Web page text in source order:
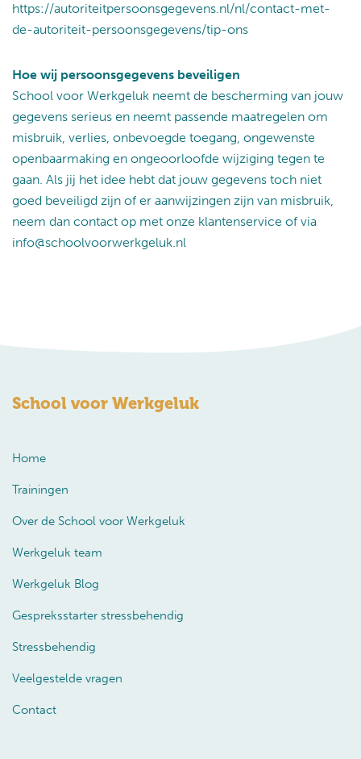
https://autoriteitpersoonsgegevens.nl/nl/contact-met-
de-autoriteit-persoonsgegevens/tip-ons
Hoe wij persoonsgegevens beveiligen
School voor Werkgeluk neemt de bescherming van jouw
gegevens serieus en neemt passende maatregelen om
misbruik, verlies, onbevoegde toegang, ongewenste
openbaarmaking en ongeoorloofde wijziging tegen te
gaan. Als jij het idee hebt dat jouw gegevens toch niet
goed beveiligd zijn of er aanwijzingen zijn van misbruik,
neem dan contact op met onze klantenservice of via
info@schoolvoorwerkgeluk.nl
School voor Werkgeluk
Home
Trainingen
Over de School voor Werkgeluk
Werkgeluk team
Werkgeluk Blog
Gespreksstarter stressbehendig
Stressbehendig
Veelgestelde vragen
Contact